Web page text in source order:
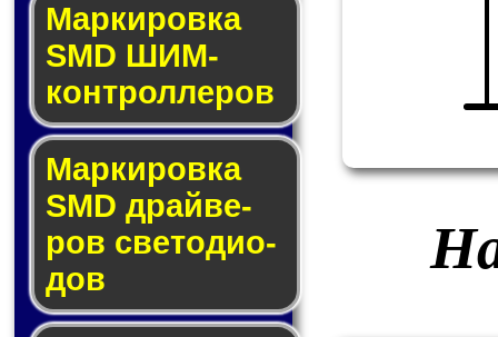
Маркировка
SMD ШИМ-
кон­трол­ле­ров
Маркировка
SMD драй­ве­
ров све­то­ди­о­
дов